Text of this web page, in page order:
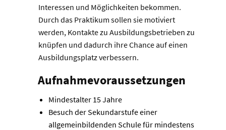
Interessen und Möglichkeiten bekommen.
Durch das Praktikum sollen sie motiviert
werden, Kontakte zu Ausbildungsbetrieben zu
knüpfen und dadurch ihre Chance auf einen
Ausbildungsplatz verbessern.
Aufnahmevoraussetzungen
Mindestalter 15 Jahre
Besuch der Sekundarstufe einer
allgemeinbildenden Schule für mindestens